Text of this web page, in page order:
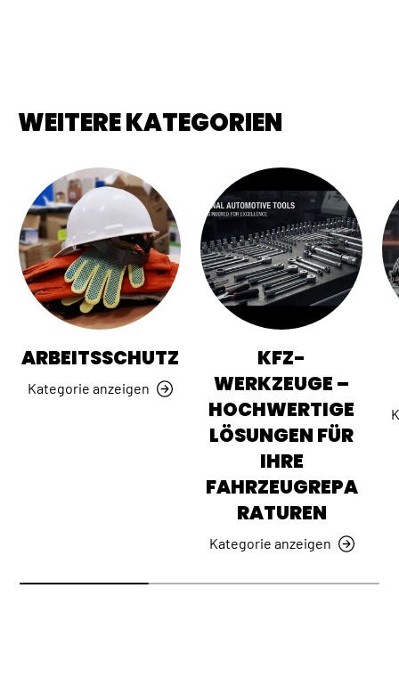
WEITERE KATEGORIEN
ARBEITSSCHUTZ
Kategorie anzeigen
KFZ-
WERKZEUGE –
HOCHWERTIGE
LÖSUNGEN FÜR
IHRE
FAHRZEUGREPA
RATUREN
Kategorie anzeigen